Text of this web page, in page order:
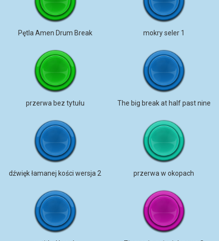
Pętla Amen Drum Break mokry seler 1
przerwa bez tytułu The big break at half past nine
dźwięk łamanej kości wersja 2 przerwa w okopach